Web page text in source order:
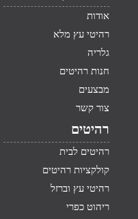
אודות
רהיטי עץ מלא
גלריה
חנות רהיטים
מבצעים
צור קשר
רהיטים
רהיטים לבית
קולקציות רהיטים
רהיטי עץ וברזל
ריהוט כפרי